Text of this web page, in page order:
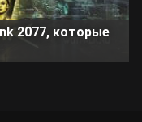
2077, которые